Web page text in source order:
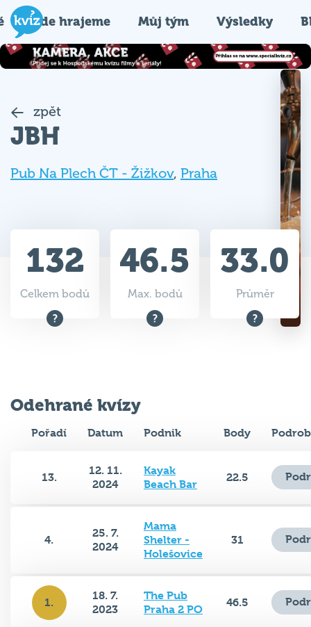
Kde hrajeme Můj tým Výsledky
zpět
JBH
Pub Na Plech ČT - Žižkov, Praha
132
Celkem bodů
46.5
Max. bodů
33.0
Průměr
Odehrané kvízy
Pořadí Datum Podnik Body
13.
12. 11.
2024
Kayak
Beach Bar
22.5
4.
25. 7.
2024
Mama
Shelter -
Holešovice
31
1.
18. 7.
2023
The Pub
Praha 2 PO
46.5